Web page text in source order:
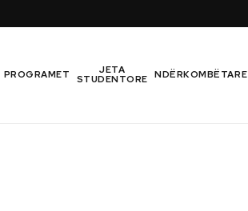
PROGRAMET JETA
STUDENTORE NDËRKOMBËTARE